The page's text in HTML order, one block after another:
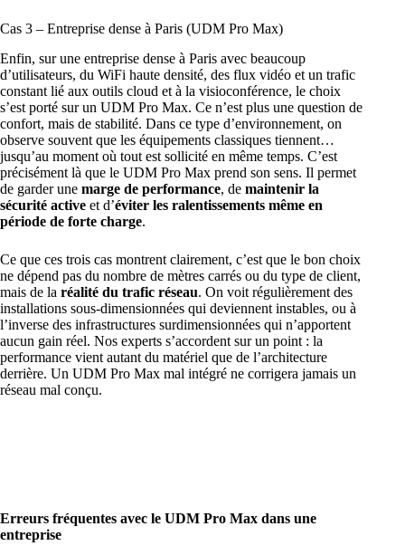
Cas 3 – Entreprise dense à Paris (UDM Pro Max)
Enfin, sur une entreprise dense à Paris avec beaucoup
d’utilisateurs, du WiFi haute densité, des flux vidéo et un trafic
constant lié aux outils cloud et à la visioconférence, le choix
s’est porté sur un UDM Pro Max. Ce n’est plus une question de
confort, mais de stabilité. Dans ce type d’environnement, on
observe souvent que les équipements classiques tiennent…
jusqu’au moment où tout est sollicité en même temps. C’est
précisément là que le UDM Pro Max prend son sens. Il permet
de garder une marge de performance, de maintenir la
sécurité active et d’éviter les ralentissements même en
période de forte charge.
Ce que ces trois cas montrent clairement, c’est que le bon choix
ne dépend pas du nombre de mètres carrés ou du type de client,
mais de la réalité du trafic réseau. On voit régulièrement des
installations sous-dimensionnées qui deviennent instables, ou à
l’inverse des infrastructures surdimensionnées qui n’apportent
aucun gain réel. Nos experts s’accordent sur un point : la
performance vient autant du matériel que de l’architecture
derrière. Un UDM Pro Max mal intégré ne corrigera jamais un
réseau mal conçu.
Erreurs fréquentes avec le UDM Pro Max dans une
entreprise